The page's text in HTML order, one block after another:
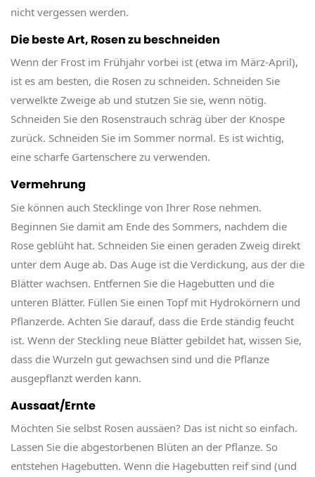
nicht vergessen werden.
Die beste Art, Rosen zu beschneiden
Wenn der Frost im Frühjahr vorbei ist (etwa im März-April),
ist es am besten, die Rosen zu schneiden. Schneiden Sie
verwelkte Zweige ab und stutzen Sie sie, wenn nötig.
Schneiden Sie den Rosenstrauch schräg über der Knospe
zurück. Schneiden Sie im Sommer normal. Es ist wichtig,
eine scharfe Gartenschere zu verwenden.
Vermehrung
Sie können auch Stecklinge von Ihrer Rose nehmen.
Beginnen Sie damit am Ende des Sommers, nachdem die
Rose geblüht hat. Schneiden Sie einen geraden Zweig direkt
unter dem Auge ab. Das Auge ist die Verdickung, aus der die
Blätter wachsen. Entfernen Sie die Hagebutten und die
unteren Blätter. Füllen Sie einen Topf mit Hydrokörnern und
Pflanzerde. Achten Sie darauf, dass die Erde ständig feucht
ist. Wenn der Steckling neue Blätter gebildet hat, wissen Sie,
dass die Wurzeln gut gewachsen sind und die Pflanze
ausgepflanzt werden kann.
Aussaat/Ernte
Möchten Sie selbst Rosen aussäen? Das ist nicht so einfach.
Lassen Sie die abgestorbenen Blüten an der Pflanze. So
entstehen Hagebutten. Wenn die Hagebutten reif sind (und